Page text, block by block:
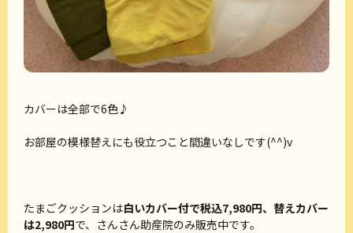
カバーは全部で6色♪
お部屋の模様替えにも役立つこと間違いなしです(^^)v
たまごクッションは白いカバー付で税込7,980円、替えカバー
は2,980円で、さんさん助産院のみ販売中です。